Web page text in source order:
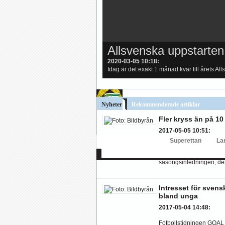
Bäst i stan efter sex...Inte för att det kanske har
Image:
Allsvenskan
AFC AIK Elfsborg IFK Gbg
Superettan
Allsvenska uppstarten
2020-03-05 10:18:
Idag är det exakt 1 månad kvar till årets
Så startar Sverige mot
2017-06-16 15:29:
Sveriges startelva har läckt ut och först att
Nyheter Rekommenderade artiklar
Fler kryss än på 10
2017-05-05 10:51:
2006 var senast
säsongsinledningen,
Intresset för
bland unga
2017-05-04 14:48:
Fotbollstidningen